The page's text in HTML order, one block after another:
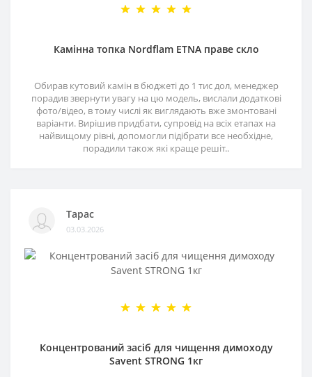
Камінна топка Nordflam ETNA праве скло
Обирав кутовий камін в бюджеті до 1 тис дол, менеджер
порадив звернути увагу на цю модель, вислали додаткові
фото/відео, в тому числі як виглядають вже змонтовані
варіанти. Вирішив придбати, супровід на всіх етапах на
найвищому рівні, допомогли підібрати все необхідне,
порадили також які краще решіт..
Тарас
03.03.2026
Концентрований засіб для чищення димоходу
Savent STRONG 1кг